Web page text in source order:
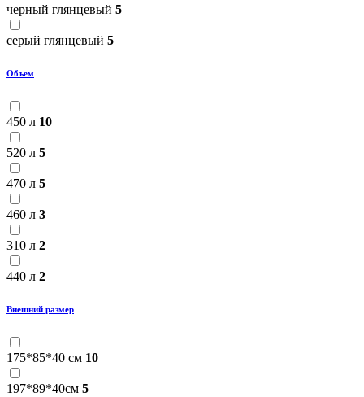
черный глянцевый 5
серый глянцевый 5
Объем
450 л 10
520 л 5
470 л 5
460 л 3
310 л 2
440 л 2
Внешний размер
175*85*40 см 10
197*89*40см 5